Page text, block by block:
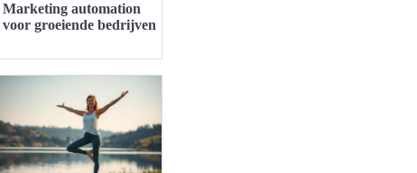
Marketing automation
voor groeiende bedrijven